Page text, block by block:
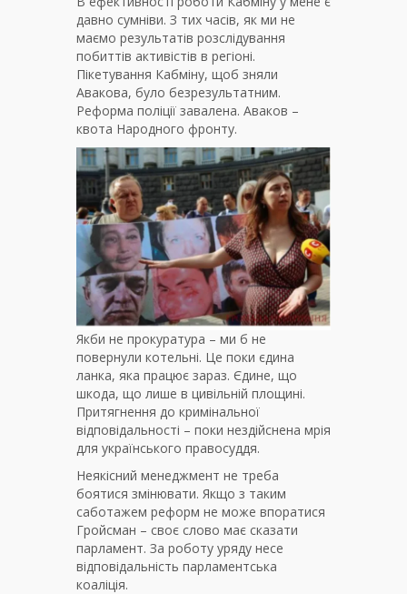
давно сумніви. З тих часів, як ми не
маємо результатів розслідування
побиттів активістів в регіоні.
Пікетування Кабміну, щоб зняли
Авакова, було безрезультатним.
Реформа поліції завалена. Аваков –
квота Народного фронту.
Якби не прокуратура – ми б не
повернули котельні. Це поки єдина
ланка, яка працює зараз. Єдине, що
шкода, що лише в цивільній площині.
Притягнення до кримінальної
відповідальності – поки нездійснена мрія
для українського правосуддя.
Неякісний менеджмент не треба
боятися змінювати. Якщо з таким
саботажем реформ не може впоратися
Гройсман – своє слово має сказати
парламент. За роботу уряду несе
відповідальність парламентська
коаліція.